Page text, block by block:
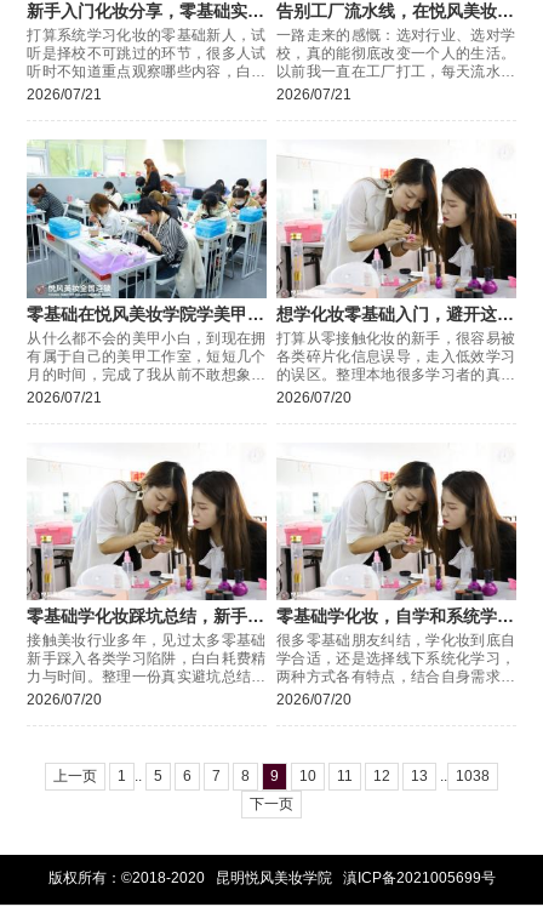
新手入门化妆分享，零基础实地
试听的实用判断方法
打算系统学习化妆的零基础新人，试
听是择校不可跳过的环节，很多人试
听时不知道重点观察哪些内容，白白
错过判断教学质量的机会，分享几个
2026/07/21
告别工厂流水线，在悦风美妆学
院学化妆
一路走来的感慨：选对行业、选对学
校，真的能彻底改变一个人的生活。
以前我一直在工厂打工，每天流水线
重复枯燥的工作，熬夜加班、常年站
俱疲
2026/07/21
零基础在悦风美妆学院学美甲逆
袭
从什么都不会的美甲小白，到现在拥
有属于自己的美甲工作室，短短几个
月的时间，完成了我从前不敢想象的
蜕变。一路走来想感谢的，就是悦风
2026/07/21
想学化妆零基础入门，避开这几
个学习误区
打算从零接触化妆的新手，很容易被
各类碎片化信息误导，走入低效学习
的误区。整理本地很多学习者的真实
经历，分享几个一定要规避的问题，
2026/07/20
零基础学化妆踩坑总结，新手收
藏备用
接触美妆行业多年，见过太多零基础
新手踩入各类学习陷阱，白白耗费精
力与时间。整理一份真实避坑总结，
给打算入门化妆的朋友做参考。
2026/07/20
零基础学化妆，自学和系统学习
怎么选？
很多零基础朋友纠结，学化妆到底自
学合适，还是选择线下系统化学习，
两种方式各有特点，结合自身需求选
择，才能少走弯路。
2026/07/20
上一页 1 .. 5 6 7 8 9 10 11 12 13 .. 1038
下一页
版权所有：©2018-2020 昆明悦风美妆学院 滇ICP备2021005699号